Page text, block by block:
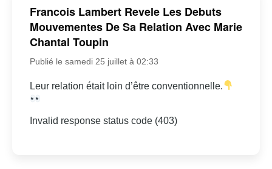
Francois Lambert Revele Les Debuts
Mouvementes De Sa Relation Avec Marie
Chantal Toupin
Publié le samedi 25 juillet à 02:33
Leur relation était loin d’être conventionnelle.
Invalid response status code (403)